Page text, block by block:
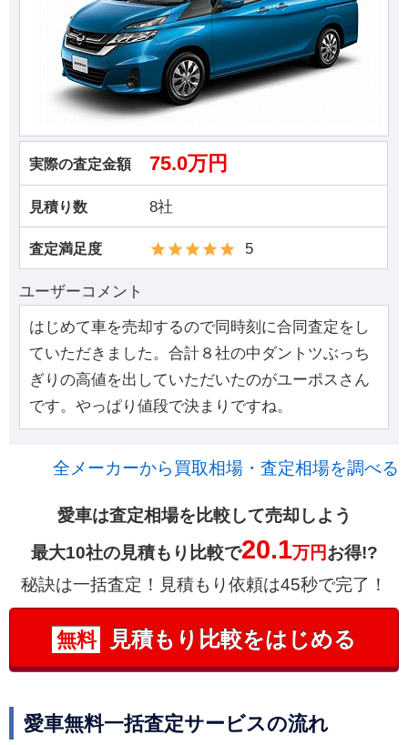
実際の査定金額 75.0万円
見積り数 8社
査定満足度 5
ユーザーコメント
はじめて車を売却するので同時刻に合同査定をし
ていただきました。合計８社の中ダントツぶっち
ぎりの高値を出していただいたのがユーポスさん
です。やっぱり値段で決まりですね。
全メーカーから買取相場・査定相場を調べる
愛車は査定相場を比較して売却しよう
最大10社の見積もり比較で20.1万円お得!?
秘訣は一括査定！見積もり依頼は45秒で完了！
無料 見積もり比較をはじめる
愛車無料一括査定サービスの流れ